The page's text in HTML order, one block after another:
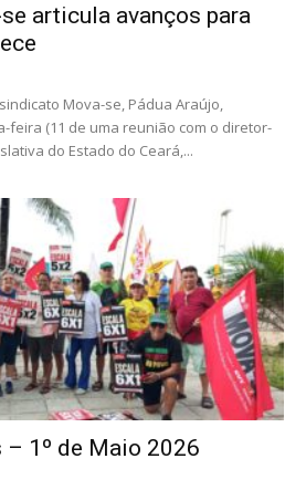
articula avanços para
Mova-se, Pádua Araújo,
feira (11 de uma reunião com o diretor-
do Estado do Ceará,...
– 1º de Maio 2026